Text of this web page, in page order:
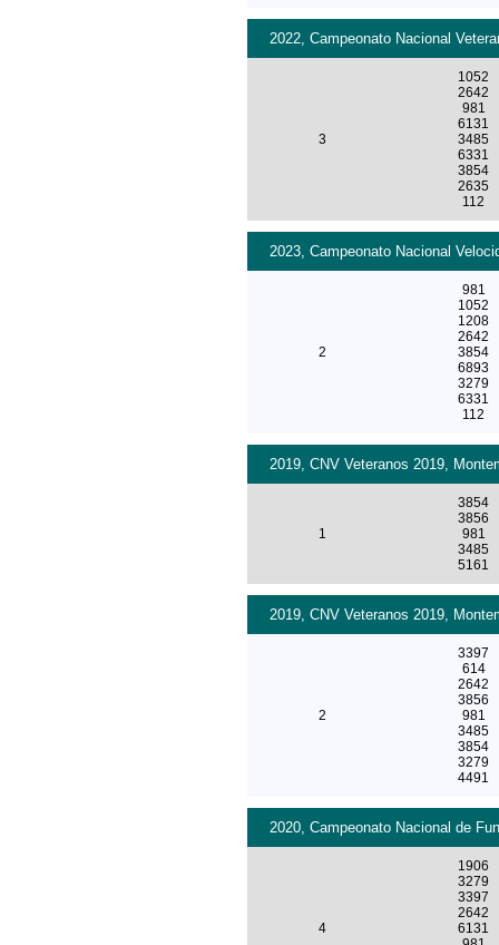
2022, Campeonato Nacional
3
1052
2642
981
6131
3485
6331
3854
2635
112
2023, Campeonato Nacional
2
981
1052
1208
2642
3854
6893
3279
6331
112
2019, CNV Veteranos 2019,
1
3854
3856
981
3485
5161
2019, CNV Veteranos 2019,
2
3397
614
2642
3856
981
3485
3854
3279
4491
2020, Campeonato Nacional de
4
1906
3279
3397
2642
6131